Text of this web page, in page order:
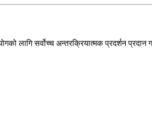
लागि सर्वोच्च अन्तरक्रियात्मक प्रदर्शन